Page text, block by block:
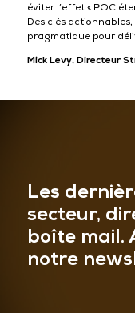
éviter l’effet « POC
Des clés
pragmatique pour
Mick Levy, Directeur
Les
secteur,
boîte mail.
notre